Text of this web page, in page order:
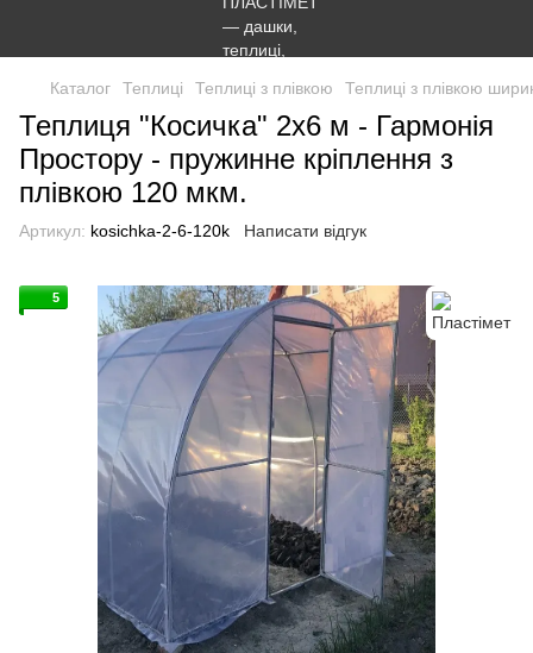
Каталог Теплиці Теплиці з плівкою Теплиці з плівкою
Теплиця "Косичка" 2х6 м - Гармонія
Простору - пружинне кріплення з
плівкою 120 мкм.
Артикул: kosichka-2-6-120k Написати відгук
5